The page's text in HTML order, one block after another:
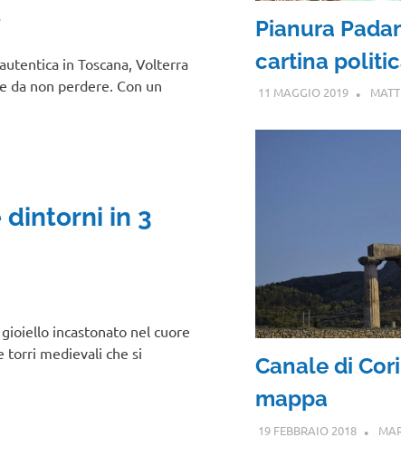
in Toscana, Volterra
da non perdere. Con un
dintorni in 3
incastonato nel cuore
torri medievali che si
Pianura
cartina
11 MAGGIO 2019
Canale di
mappa
19 FEBBRAIO 2018